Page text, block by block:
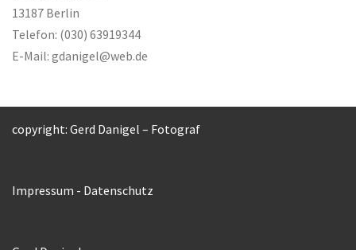
13187 Berlin
Telefon: (030) 63919344
E-Mail: gdanigel@web.de
copyright: Gerd Danigel – Fotograf
Impressum - Datenschutz